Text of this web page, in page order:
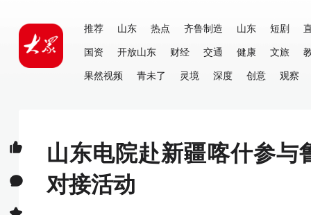
推荐 山东 热点 齐鲁制造 山东 短剧
国资
开放山东 财经 交通 健康 文旅
果然视频
青未了 灵境 深度 创意 观察
山东电院赴新疆喀什参与
对接活动